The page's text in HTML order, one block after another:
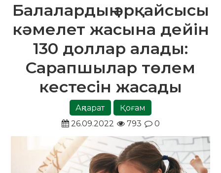
Балалардың әрқайсысы
кәмелет жасына дейін
130 доллар алады:
Сарапшылар төлем
кестесін жасады
Ақпарат
Қоғам
26.09.2022
793 0